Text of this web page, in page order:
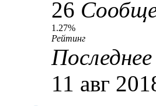
26
1.27%
Рейтинг
11 авг